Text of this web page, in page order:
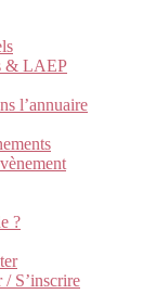
& LAEP
l’annuaire
?
/ S’inscrire